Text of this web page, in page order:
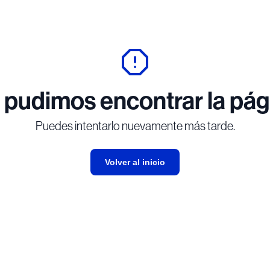
encontrar la
Puedes intentarlo nuevamente más tarde.
Volver al inicio